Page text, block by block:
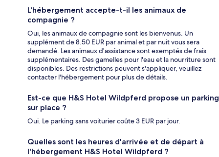
L'hébergement accepte-t-il les animaux de
compagnie ?
Oui, les animaux de compagnie sont les bienvenus. Un
supplément de 8.50 EUR par animal et par nuit vous sera
demandé. Les animaux d'assistance sont exemptés de frais
supplémentaires. Des gamelles pour l'eau et la nourriture sont
disponibles. Des restrictions peuvent s'appliquer, veuillez
contacter l'hébergement pour plus de détails.
Est-ce que H&S Hotel Wildpferd propose un parking
sur place ?
Oui. Le parking sans voiturier coûte 3 EUR par jour.
Quelles sont les heures d'arrivée et de départ à
l'hébergement H&S Hotel Wildpferd ?